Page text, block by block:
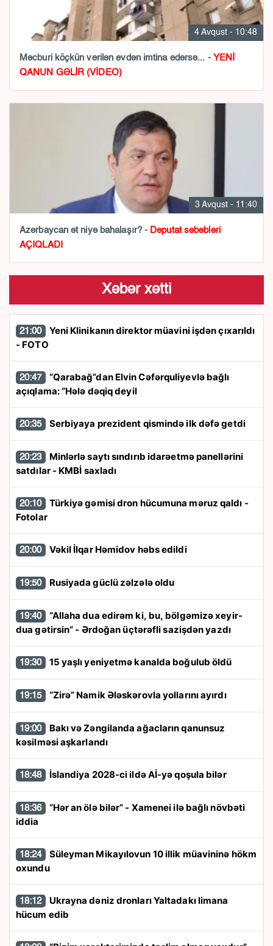
4 Avqust - 10:48
Məcburi köçkün verilən evdən imtina edərsə... - YENİ
QANUN GƏLİR (VİDEO)
3 Avqust - 11:40
Azərbaycan ət niyə bahalaşır? - Deputat səbəbləri
AÇIQLADI
Xəbər xətti
21:00
- FOTO
20:47
açıqlama: “Hələ dəqiq deyil
20:35 Serbiyaya prezident qismində ilk dəfə getdi
20:23
satdılar - KMBİ saxladı
20:10
Fotolar
20:00 Vəkil İlqar Həmidov həbs edildi
19:50 Rusiyada güclü zəlzələ oldu
19:40
dua gətirsin” - Ərdoğan üçtərəfli sazişdən yazdı
19:30 15 yaşlı yeniyetmə kanalda boğulub öldü
19:15 “Zirə” Namik Ələskərovla yollarını ayırdı
19:00
kəsilməsi aşkarlandı
18:48 İslandiya 2028-ci ildə Aİ-yə qoşula bilər
18:36
iddia
18:24
oxundu
18:12
hücum edib